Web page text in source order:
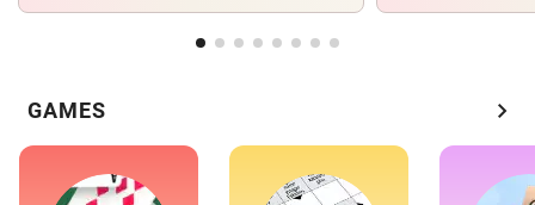
GAMES chevron_right